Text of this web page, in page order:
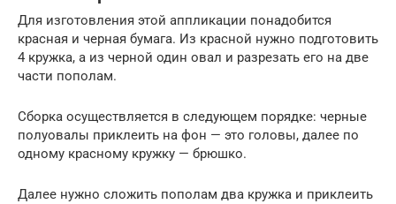
Для изготовления этой аппликации понадобится
красная и черная бумага. Из красной нужно подготовить
4 кружка, а из черной один овал и разрезать его на две
части пополам.
Сборка осуществляется в следующем порядке: черные
полуовалы приклеить на фон — это головы, далее по
одному красному кружку — брюшко.
Далее нужно сложить пополам два кружка и приклеить